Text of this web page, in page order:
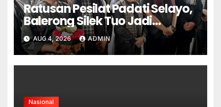
Ratusan Pesilat Padati Selayo,
Balerong Silek Tuo Jadi
Momentum Kebangkitan
Warisan Budaya
Minangkabau
AUG 4, 2026 ADMIN
Nasional